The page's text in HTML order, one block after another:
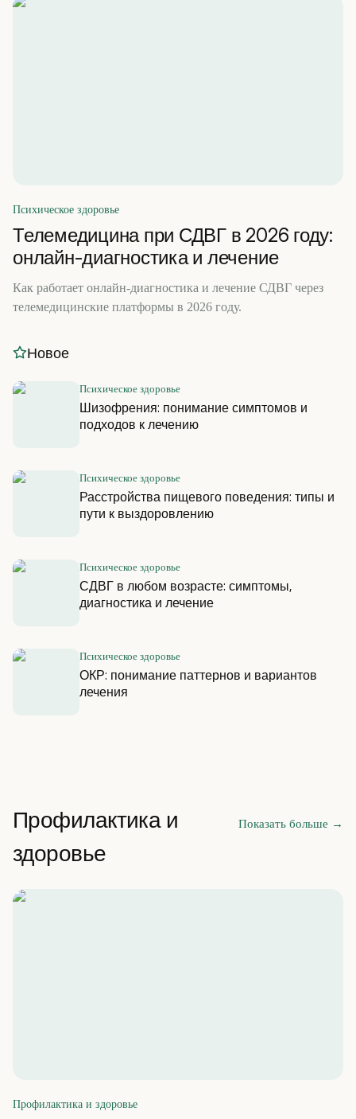
Психическое здоровье
Телемедицина при СДВГ в 2026 году:
онлайн-диагностика и лечение
Как работает онлайн-диагностика и лечение СДВГ через
телемедицинские платформы в 2026 году.
Новое
Психическое здоровье
Шизофрения: понимание симптомов и
подходов к лечению
Психическое здоровье
Расстройства пищевого поведения: типы и
пути к выздоровлению
Психическое здоровье
СДВГ в любом возрасте: симптомы,
диагностика и лечение
Психическое здоровье
ОКР: понимание паттернов и вариантов
лечения
Профилактика и
здоровье
Показать больше →
Профилактика и здоровье